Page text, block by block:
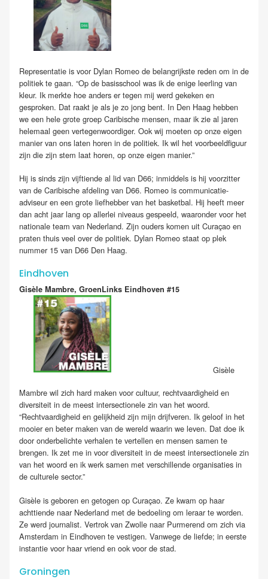
Representatie is voor Dylan Romeo de belangrijkste reden om in de
politiek te gaan. “Op de basisschool was ik de enige leerling van
kleur. Ik merkte hoe anders er tegen mij werd gekeken en
gesproken. Dat raakt je als je zo jong bent. In Den Haag hebben
we een hele grote groep Caribische mensen, maar ik zie al jaren
helemaal geen vertegenwoordiger. Ook wij moeten op onze eigen
manier van ons laten horen in de politiek. Ik wil het voorbeeldfiguur
zijn die zijn stem laat horen, op onze eigen manier.”
Hij is sinds zijn vijftiende al lid van D66; inmiddels is hij voorzitter
van de Caribische afdeling van D66. Romeo is communicatie-
adviseur en een grote liefhebber van het basketbal. Hij heeft meer
dan acht jaar lang op allerlei niveaus gespeeld, waaronder voor het
nationale team van Nederland. Zijn ouders komen uit Curaçao en
praten thuis veel over de politiek. Dylan Romeo staat op plek
nummer 15 van D66 Den Haag.
Eindhoven
Gisèle Mambre, GroenLinks Eindhoven #15
Gisèle
Mambre wil zich hard maken voor cultuur, rechtvaardigheid en
diversiteit in de meest intersectionele zin van het woord.
“Rechtvaardigheid en gelijkheid zijn mijn drijfveren. Ik geloof in het
mooier en beter maken van de wereld waarin we leven. Dat doe ik
door onderbelichte verhalen te vertellen en mensen samen te
brengen. Ik zet me in voor diversiteit in de meest intersectionele zin
van het woord en ik werk samen met verschillende organisaties in
de culturele sector.”
Gisèle is geboren en getogen op Curaçao. Ze kwam op haar
achttiende naar Nederland met de bedoeling om leraar te worden.
Ze werd journalist. Vertrok van Zwolle naar Purmerend om zich via
Amsterdam in Eindhoven te vestigen. Vanwege de liefde; in eerste
instantie voor haar vriend en ook voor de stad.
Groningen